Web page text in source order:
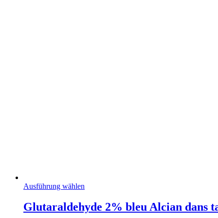
Ausführung wählen
weist
mehrere
Glutaraldehyde 2% bleu Alcian dans